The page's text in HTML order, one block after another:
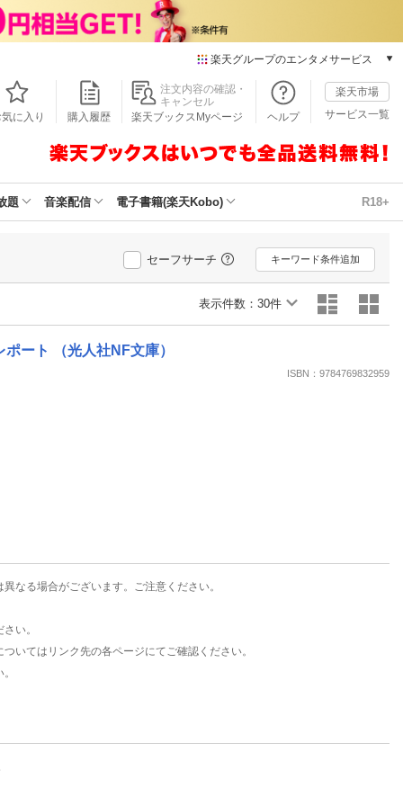
楽天グループのエンタメサービス
本/ゲーム/CD/DVD
楽天ブックス
楽天Kobo
動画配信
楽天TV
動画配信ガイド
気に入り 購入履歴
注文内容の確認・
キャンセル
楽天ブックスMyページ
ヘルプ
楽天市場
サービス一覧
題 音楽配信 電子書籍(楽天Kobo) R18+
セーフサーチ キーワード条件追加
表示件数： 30件
ート （光人社NF文庫）
ISBN：9784769832959
なる場合がございます。ご注意ください。
い。
いてはリンク先の各ページにてご確認ください。